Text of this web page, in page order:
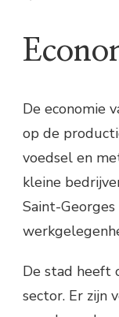
De economie
op de
voedsel en
kleine
Saint-
De stad heeft
sector. Er zijn